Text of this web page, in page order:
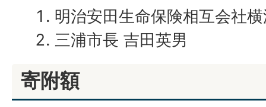
明治安田生命保険相互会社
三浦市長 吉田英男
寄附額